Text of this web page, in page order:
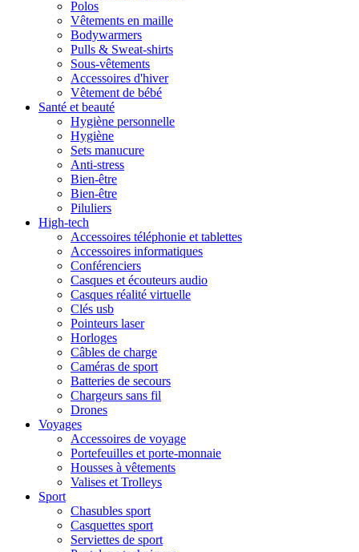
Polos
Vêtements en maille
Bodywarmers
Pulls & Sweat-shirts
Sous-vêtements
Accessoires d'hiver
Vêtement de bébé
Santé et beauté
Hygiène personnelle
Hygiène
Sets manucure
Anti-stress
Bien-être
Bien-être
Piluliers
High-tech
Accessoires téléphonie et tablettes
Accessoires informatiques
Conférenciers
Casques et écouteurs audio
Casques réalité virtuelle
Clés usb
Pointeurs laser
Horloges
Câbles de charge
Caméras de sport
Batteries de secours
Chargeurs sans fil
Drones
Voyages
Accessoires de voyage
Portefeuilles et porte-monnaie
Housses à vêtements
Valises et Trolleys
Sport
Chasubles sport
Casquettes sport
Serviettes de sport